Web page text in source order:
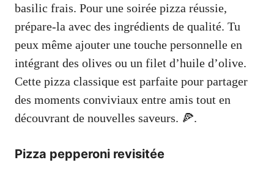
basilic frais. Pour une soirée pizza réussie,
prépare-la avec des ingrédients de qualité. Tu
peux même ajouter une touche personnelle en
intégrant des olives ou un filet d’huile d’olive.
Cette pizza classique est parfaite pour partager
des moments conviviaux entre amis tout en
découvrant de nouvelles saveurs. 🍕.
Pizza pepperoni revisitée